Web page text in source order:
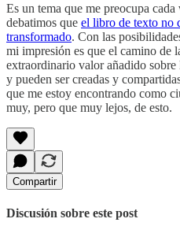
Es un tema que me preocupa
debatimos que el libro de texto no
transformado. Con las
mi impresión es que el camino de
extraordinario valor añadido sobre
y pueden ser creadas y
que me estoy encontrando como
muy, pero que muy lejos, de esto.
Compartir
Discusión sobre este post